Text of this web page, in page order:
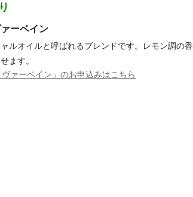
ーベイン
ルオイルと呼ばれるブレンドです。レモン調の香
ます。
ァーベイン」のお申込みはこちら